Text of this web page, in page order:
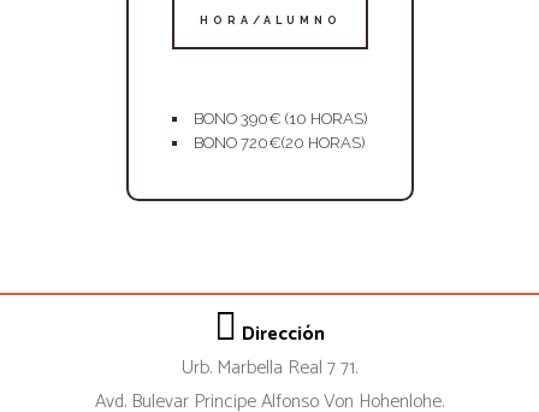
HORA/ALUMNO
BONO 390€ (10 HORAS)
BONO 720€(20 HORAS)
Dirección
Urb. Marbella Real 7 71.
Avd. Bulevar Principe Alfonso Von Hohenlohe.